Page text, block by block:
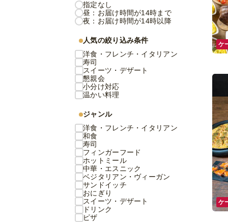
ケ
ケ
指定なし
昼：お届け時間が14時まで
夜：お届け時間が14時以降
人気の絞り込み条件
洋食・フレンチ・イタリアン
寿司
スイーツ・デザート
懇親会
小分け対応
温かい料理
ジャンル
洋食・フレンチ・イタリアン
和食
寿司
フィンガーフード
ホットミール
中華・エスニック
ベジタリアン・ヴィーガン
サンドイッチ
おにぎり
スイーツ・デザート
ドリンク
ピザ